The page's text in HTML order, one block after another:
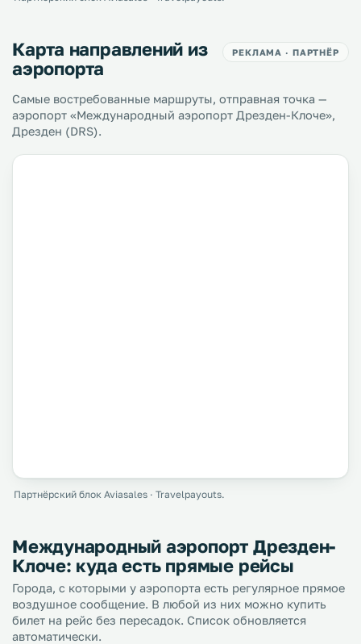
Карта направлений из
аэропорта
РЕКЛАМА · ПАРТНЁР
Самые востребованные маршруты, отправная точка —
аэропорт «Международный аэропорт Дрезден-Клоче»,
Дрезден (DRS).
Партнёрский блок Aviasales · Travelpayouts.
Международный аэропорт Дрезден-
Клоче: куда есть прямые рейсы
Города, с которыми у аэропорта есть регулярное прямое
воздушное сообщение. В любой из них можно купить
билет на рейс без пересадок. Список обновляется
автоматически.